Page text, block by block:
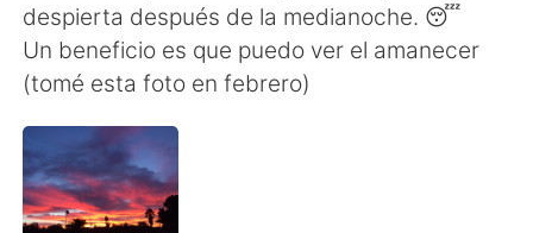
简体中文 繁體中文
Español العربية
Français
日本語
despierta después de la medianoche. 😴
Un beneficio es que puedo ver el amanecer
(tomé esta foto en febrero)